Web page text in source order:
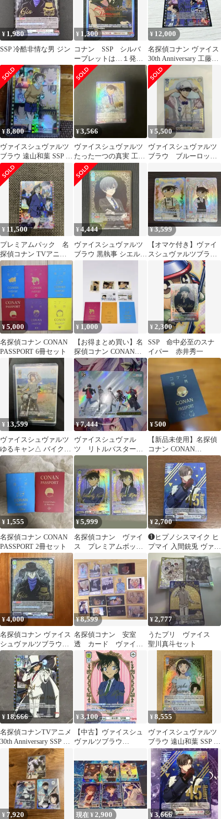
¥ 1,980
SSP 冷酷非情な男 ジン
¥ 1,300
コナン SSP シルバ
ーブレットは…１発あ
れば十分よ…
¥ 12,000
名探偵コナン ヴァイス
30th Anniversary 工藤新
一 SSP
¥8,800
ヴァイスシュヴァルツ
ブラウ 遠山和葉 SSP 名
探偵コナン
¥3,566
ヴァイスシュヴァルツ
たった一つの真実 工藤
新一 SSP
¥5,500
ヴァイスシュヴァルツ
ブラウ ブルーロッ
潔 世一 SSP
¥ 11,500
プレミアムパック 名
探偵コナン TVアニメ
30th Anniversary
¥4,444
ヴァイスシュヴァルツ
ブラウ 黒執事 シエル
¥3,599
【オマケ付き】ヴァイ
スシュヴァルツブラウ
江戸川コナン SSP BSP
セット
¥5,000
名探偵コナン CONAN
PASSPORT 6冊セット
¥ 1,000
【お得まとめ買い】名
探偵コナン CONAN
PASSPORT 3冊セット➕
おまけ
¥ 2,300
SSP 命中必至のスナ
イパー 赤井秀一
¥ 13,599
ヴァイスシュヴァルツ
ゆるキャン△ バイク乗
り綾乃SSP
¥7,444
ヴァイスシュヴァル
ツ リトルバスター
ズ！ サイン SSP
¥500
【新品未使用】名探偵
コナン CONAN
PASSPORT ノート
¥ 1,555
名探偵コナン CONAN
PASSPORT 2冊セット
¥5,999
名探偵コナン ヴァイ
ス プレミアムボック
一 ssp
¥2,700
❶ヒプノシスマイク ヒ
プマイ 入間銃兎 ヴァイ
スシュヴァルツブラウ
SSP
¥4,000
名探偵コナン ヴァイス
シュヴァルツブラウ
ジン SSP
¥8,599
名探偵コナン 安室
透 カード ヴァイス
シュヴァルツ SSP
イタジャガ その他
¥2,777
うたプリ ヴァイス
聖川真斗セット
¥ 18,666
名探偵コナンTVアニメ
30th Anniversary SSP 怪
盗キッド
¥3,100
【中古】ヴァイスシュ
ヴァルツブラウ
013SSP[SSP]：(ホロ)一
途な想い 毛利蘭(金箔
押し)
¥8,555
ヴァイスシュヴァルツ
ブラウ 遠山和葉 SSP 名
探偵コナン
¥ 7,920 現在 ¥ 2,900 ¥3,666